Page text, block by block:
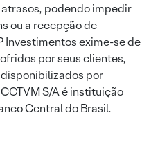
podendo impedir
ou a recepção de
Investimentos exime-se de
por seus clientes,
por
S/A é instituição
Central do Brasil.